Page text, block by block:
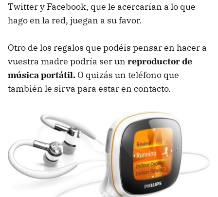
Twitter y Facebook, que le acercarían a lo que
hago en la red, juegan a su favor.
Otro de los regalos que podéis pensar en hacer a
vuestra madre podría ser un reproductor de
música portátil. O quizás un teléfono que
también le sirva para estar en contacto.